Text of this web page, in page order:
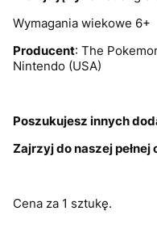
Wymagania wiekowe 6+
Producent: The
Nintendo (USA)
Poszukujesz innych
Zajrzyj do naszej pełnej
Cena za 1 sztukę.